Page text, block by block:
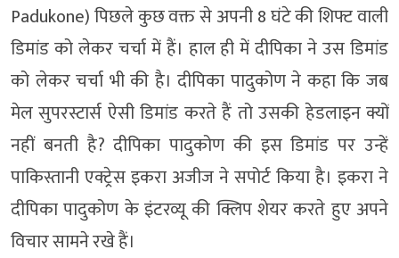
Padukone) पिछले कुछ वक्त से अपनी 8 घंटे की शिफ्ट वाली
डिमांड को लेकर चर्चा में हैं। हाल ही में दीपिका ने उस डिमांड
को लेकर चर्चा भी की है। दीपिका पादुकोण ने कहा कि जब
मेल सुपरस्टार्स ऐसी डिमांड करते हैं तो उसकी हेडलाइन क्यों
नहीं बनती है? दीपिका पादुकोण की इस डिमांड पर उन्हें
पाकिस्तानी एक्ट्रेस इकरा अजीज ने सपोर्ट किया है। इकरा ने
दीपिका पादुकोण के इंटरव्यू की क्लिप शेयर करते हुए अपने
विचार सामने रखे हैं।